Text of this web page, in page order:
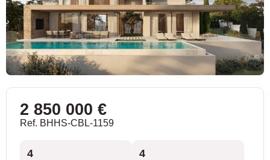
2 850 000 €
Ref. BHHS-CBL-1159
4 4